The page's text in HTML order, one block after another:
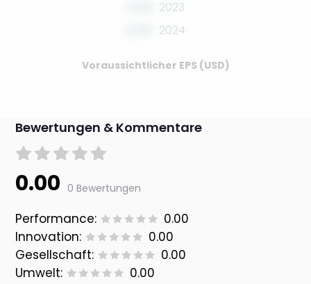
2023
2024
Voraussichtlicher EPS (USD)
Bewertungen & Kommentare
0.00 0 Bewertungen
Performance:
0.00
Innovation:
0.00
Gesellschaft:
0.00
Umwelt:
0.00